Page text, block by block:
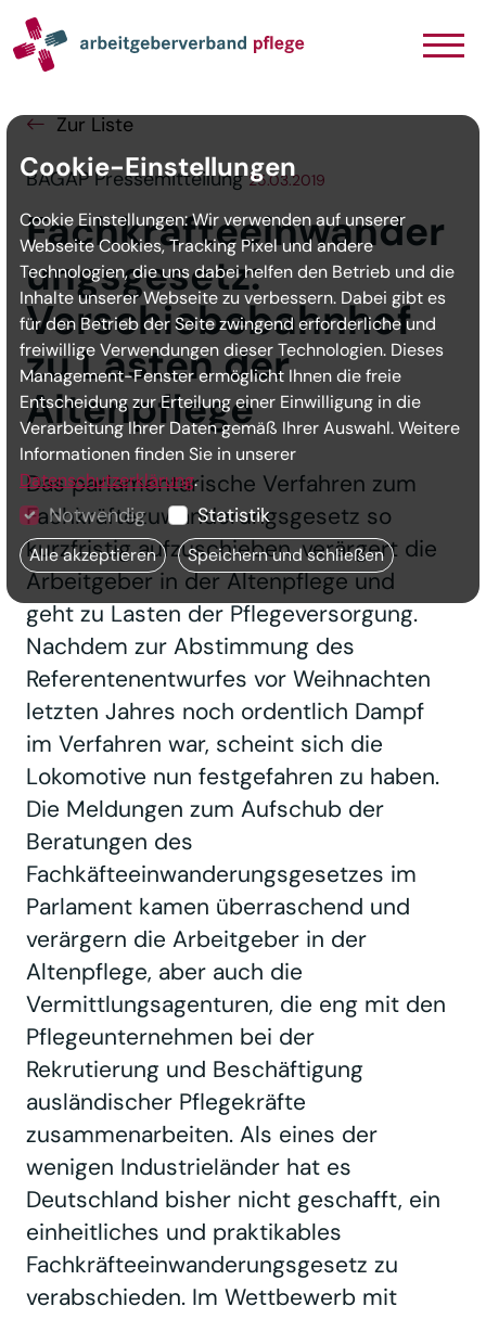
Navigation
Inhalt
Seitenabschluss
Zur Liste
BAGAP Pressemitteilung25.03.2019
Fachkräfteeinwander
ungsgesetz:
Verschiebebahnhof
zu Lasten der
Altenpflege
Das parlamentarische Verfahren zum
Fachkräftezuwanderungsgesetz so
kurzfristig aufzuschieben, verärgert die
Arbeitgeber in der Altenpflege und
geht zu Lasten der Pflegeversorgung.
Nachdem zur Abstimmung des
Referentenentwurfes vor Weihnachten
letzten Jahres noch ordentlich Dampf
im Verfahren war, scheint sich die
Lokomotive nun festgefahren zu haben.
Die Meldungen zum Aufschub der
Beratungen des
Fachkäfteeinwanderungsgesetzes im
Parlament kamen überraschend und
verärgern die Arbeitgeber in der
Altenpflege, aber auch die
Vermittlungsagenturen, die eng mit den
Pflegeunternehmen bei der
Rekrutierung und Beschäftigung
ausländischer Pflegekräfte
zusammenarbeiten. Als eines der
wenigen Industrieländer hat es
Deutschland bisher nicht geschafft, ein
einheitliches und praktikables
Fachkräfteeinwanderungsgesetz zu
verabschieden. Im Wettbewerb mit
Cookie-Einstellungen
Cookie Einstellungen: Wir verwenden auf unserer
Webseite Cookies, Tracking Pixel und andere
Technologien, die uns dabei helfen den Betrieb und die
Inhalte unserer Webseite zu verbessern. Dabei gibt es
für den Betrieb der Seite zwingend erforderliche und
freiwillige Verwendungen dieser Technologien. Dieses
Management-Fenster ermöglicht Ihnen die freie
Entscheidung zur Erteilung einer Einwilligung in die
Verarbeitung Ihrer Daten gemäß Ihrer Auswahl. Weitere
Informationen finden Sie in unserer
Datenschutzerklärung.
Notwendig Statistik
Alle akzeptieren Speichern und schließen